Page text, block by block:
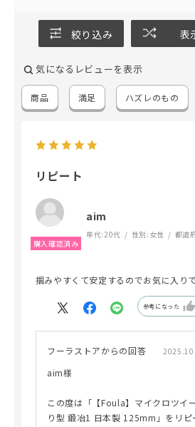
絞り込み 表
気になるレビューを表示
商品 満足 ハズレのもの
リピート
aim
年代:20代 性別: 女性 都道
掴みやすくて安定するのでお気に入り
参考になった
フーラストアからの回答
aim様
この度は「【Foula】マイクロツイ
り型 鍛冶1 日本製 125mm」をリピ